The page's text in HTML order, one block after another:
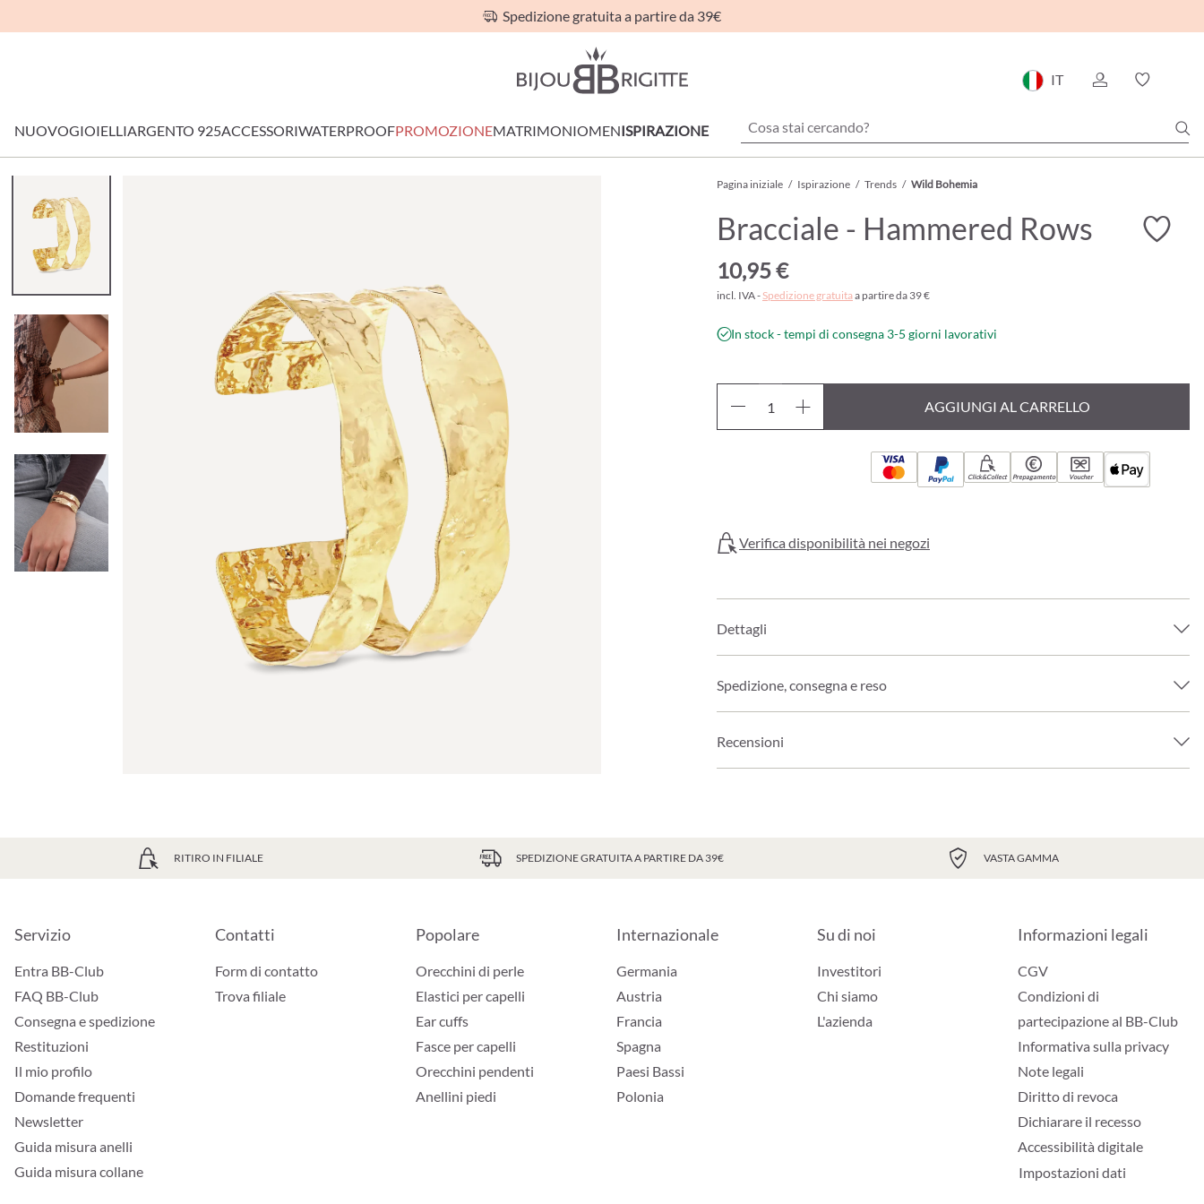
Spedizione gratuita a partire da 39€
IT
NUOVOGIOIELLIARGENTO 925ACCESSORIWATERPROOFPROMOZIONEMATRIMONIOMENISPIRAZIONE
Pagina iniziale / Ispirazione / Trends / Wild Bohemia
Bracciale - Hammered Rows
10,95 €
incl. IVA - Spedizione gratuitaa partire da 39 €
In stock - tempi di consegna 3-5 giorni lavorativi
AGGIUNGI AL CARRELLO
Click&Collect Prepagamento Voucher
Verifica disponibilità nei negozi
Dettagli
Spedizione, consegna e reso
Recensioni
RITIRO IN FILIALE SPEDIZIONE GRATUITA A PARTIRE DA 39€ VASTA GAMMA
Servizio
Entra BB-Club
FAQ BB-Club
Consegna e spedizione
Restituzioni
Il mio profilo
Domande frequenti
Newsletter
Guida misura anelli
Guida misura collane
Contatti
Form di contatto
Trova filiale
Popolare
Orecchini di perle
Elastici per capelli
Ear cuffs
Fasce per capelli
Orecchini pendenti
Anellini piedi
Internazionale
Germania
Austria
Francia
Spagna
Paesi Bassi
Polonia
Su di noi
Investitori
Chi siamo
L'azienda
Informazioni legali
CGV
Condizioni di
partecipazione al BB-Club
Informativa sulla privacy
Note legali
Diritto di revoca
Dichiarare il recesso
Accessibilità digitale
Impostazioni dati